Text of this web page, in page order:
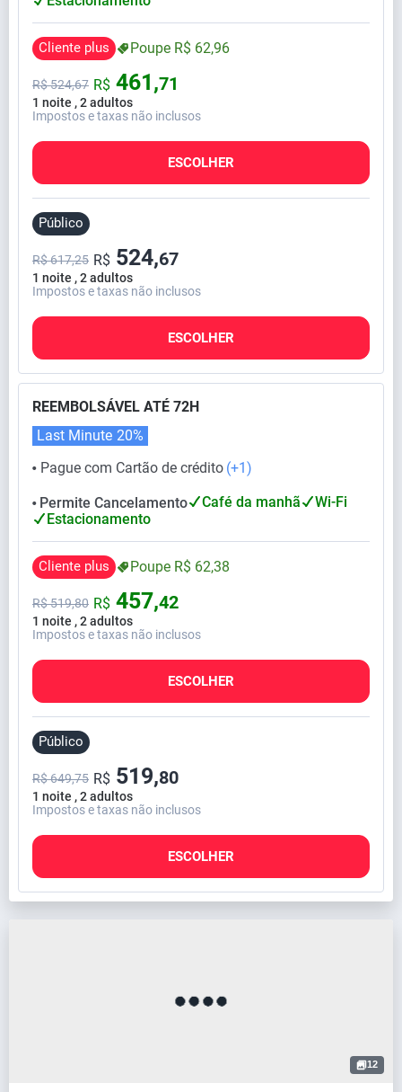
Cliente plus Poupe R$ 62,96
1 noite , 2 adultos
R$524,67 R$ 461,71
Impostos e taxas não inclusos
ESCOLHER
Público
1 noite , 2 adultos
R$ 617,25 R$ 524,67
Impostos e taxas não inclusos
ESCOLHER
REEMBOLSÁVEL ATÉ 72H
⬤ Pague com Cartão de crédito (+1)
Last Minute 20%
⬤ Permite Cancelamento Café da manhã
Wi-Fi
Estacionamento
Cliente plus Poupe R$ 62,38
1 noite , 2 adultos
R$519,80 R$ 457,42
Impostos e taxas não inclusos
ESCOLHER
Público
1 noite , 2 adultos
R$ 649,75 R$ 519,80
Impostos e taxas não inclusos
ESCOLHER
12